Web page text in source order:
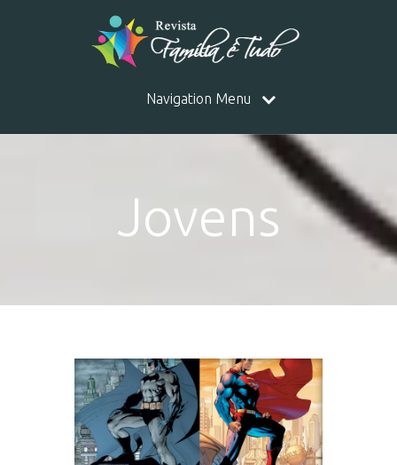
Navigation Menu
Jovens